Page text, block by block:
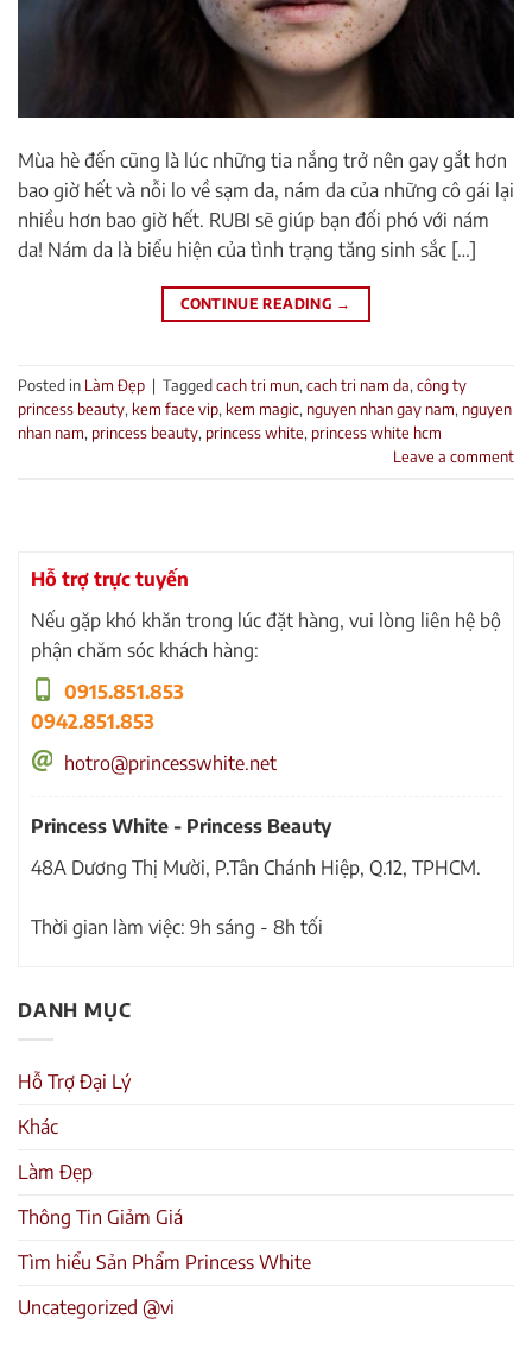
Mùa hè đến cũng là lúc những tia nắng trở nên gay gắt hơn
bao giờ hết và nỗi lo về sạm da, nám da của những cô gái lại
nhiều hơn bao giờ hết. RUBI sẽ giúp bạn đối phó với nám
da! Nám da là biểu hiện của tình trạng tăng sinh sắc […]
CONTINUE READING →
Posted in Làm Đẹp | Taggedcach tri mun,cach tri nam da,công ty
princess beauty, kem face vip, kem magic, nguyen nhan gay nam, nguyen
nhan nam, princess beauty, princess white, princess white hcm
Leave a comment
Hỗ trợ trực tuyến
Nếu gặp khó khăn trong lúc đặt hàng, vui lòng liên hệ bộ
phận chăm sóc khách hàng:
0915.851.853
0942.851.853
hotro@princesswhite.net
Princess White - Princess Beauty
48A Dương Thị Mười, P.Tân Chánh Hiệp, Q.12, TPHCM.
Thời gian làm việc: 9h sáng - 8h tối
DANH MỤC
Hỗ Trợ Đại Lý
Khác
Làm Đẹp
Thông Tin Giảm Giá
Tìm hiểu Sản Phẩm Princess White
Uncategorized @vi